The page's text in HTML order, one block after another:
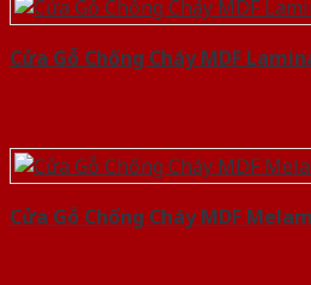
Cửa Gỗ Chống Cháy MDF
Cửa Gỗ Chống Cháy MDF